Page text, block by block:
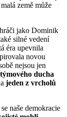
země může
jako Dominik
silné vedení
éra upevnila
novou
nejsou jen
ducha
jeden z vrcholů
naše demokracie